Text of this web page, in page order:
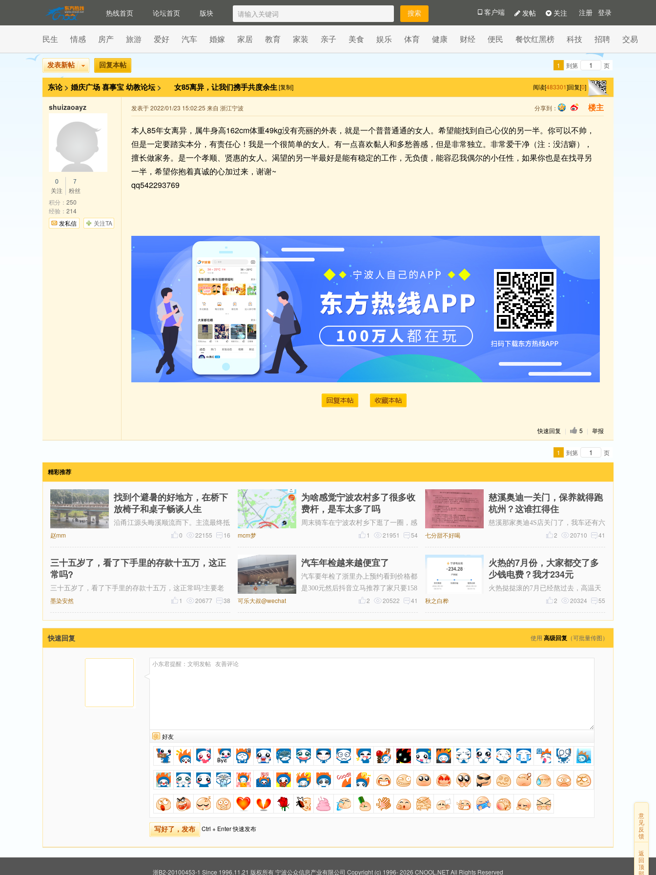
热线首页 论坛首页 版块 注册 登录
关注
发帖
客户端
民生 情感 房产 旅游 爱好 汽车 婚嫁 家居 教育 家装 亲子 美食 娱乐 体育 健康 财经 便民 餐饮红黑榜 科技 招聘 交易
发表新帖 回复本帖 1 到第 页
东论 > 婚庆广场喜事宝幼教论坛 > 女85离异，让我们携手共度余生[复制] 阅读[483301]回复[0]
发表于 2022/01/23 15:02:25 来自 浙江宁波 楼主
分享到：
qq
sina
本人85年女离异，属牛身高162cm体重49kg没有亮丽的外表，就是一个普普通通的女人。希望能找到自己心仪的另一半。你可以不帅，
但是一定要踏实本分，有责任心！我是一个很简单的女人。有一点喜欢黏人和多愁善感，但是非常独立。非常爱干净（注：没洁癖），
擅长做家务。是一个孝顺、贤惠的女人。渴望的另一半最好是能有稳定的工作，无负债，能容忍我偶尔的小任性，如果你也是在找寻另
一半，希望你抱着真诚的心加过来，谢谢~
qq542293769
快速回复 | 5 | 举报
shuizaoayz
0
关注
7
粉丝
积分： 250
经验： 214
发私信
关注TA
1 到第 页
精彩推荐
找到个避暑的好地方，在桥下
放椅子和桌子畅谈人生
沿甬江源头晦溪顺流而下。主流最终抵
达的是‌亭下湖水库。亭下湖‌，是全国首
批国家水利风景区。由于“晦溪
赵mm 16
22155
0
为啥感觉宁波农村多了很多收
费杆，是车太多了吗
周末骑车在宁波农村乡下逛了一圈，感
觉比起之前，宁波农村的收费杆越来越
多了，感觉几乎每个村头都有收费杆
mcm梦 54
21951
1
慈溪奥迪一关门，保养就得跑
杭州？这谁扛得住
慈溪那家奥迪4S店关门了，我车还有六
年保养套餐没用完呢！打电话过去问，
售后说保养正常做，但得去杭州。我
七分甜不好喝 41
20710
2
三十五岁了，看了下手里的存款十五万，这正
常吗?
三十五岁了，看了下手里的存款十五万，这正常吗?主要老
看网上有人说这个年纪起码五十万起步，我身边有些朋
墨染安然ゝ 38
20677
1
汽车年检越来越便宜了
汽车要年检了浙里办上预约看到价格都
是300元然后抖音立马推荐了家只要158
元付好钱再扣掉优惠券只花了155元
可乐大叔@wechat 41
20522
2
火热的7月份，大家都交了多
少钱电费？我才234元
火热挞挞滚的7月已经熬过去，高温天
气只能靠空调救命，本以为这个月电费
可能超300，昨天一看帐单才234元。
秋之白桦 55
20324
2
使用 高级回复 （可批量传图）
快速回复
好友
写好了，发布 Ctrl + Enter 快速发布
意
见
反
馈
返
回
顶
部
浙B2-20100453-1 Since 1996.11.21 版权所有宁波公众信息产业有限公司 Copyright (c) 1996-2026 CNOOL.NET All Rights Reserved